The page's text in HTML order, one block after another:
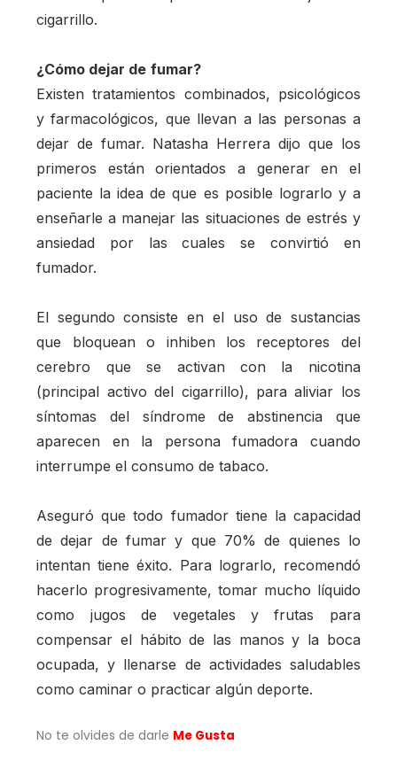
cigarrillo.
¿Cómo dejar de fumar?
Existen tratamientos combinados, psicológicos
y farmacológicos, que llevan a las personas a
dejar de fumar. Natasha Herrera dijo que los
primeros están orientados a generar en el
paciente la idea de que es posible lograrlo y a
enseñarle a manejar las situaciones de estrés y
ansiedad por las cuales se convirtió en
fumador.
El segundo consiste en el uso de sustancias
que bloquean o inhiben los receptores del
cerebro que se activan con la nicotina
(principal activo del cigarrillo), para aliviar los
síntomas del síndrome de abstinencia que
aparecen en la persona fumadora cuando
interrumpe el consumo de tabaco.
Aseguró que todo fumador tiene la capacidad
de dejar de fumar y que 70% de quienes lo
intentan tiene éxito. Para lograrlo, recomendó
hacerlo progresivamente, tomar mucho líquido
como jugos de vegetales y frutas para
compensar el hábito de las manos y la boca
ocupada, y llenarse de actividades saludables
como caminar o practicar algún deporte.
No te olvides de darle Me Gusta